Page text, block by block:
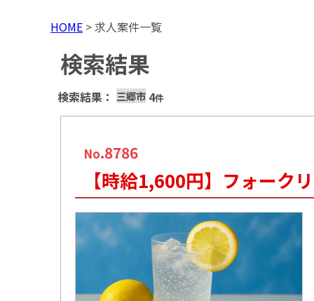
HOME >求人案件一覧
検索結果
検索結果： 三郷市 4件
No.8786
【時給1,600円】フォーク